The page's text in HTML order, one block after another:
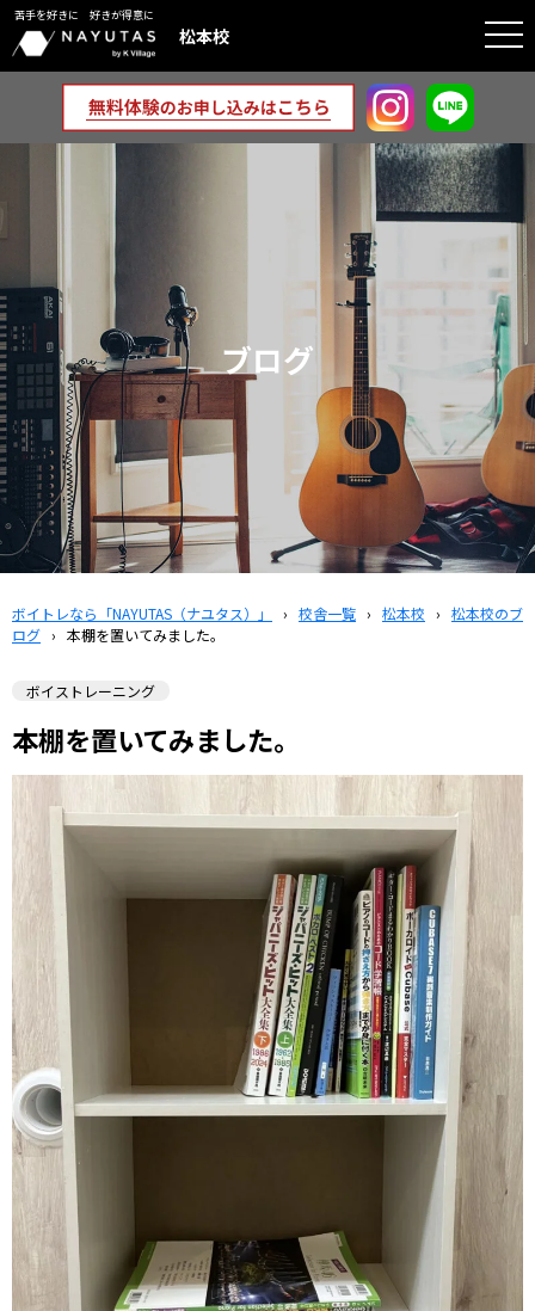
苦手を好きに 好きが得意に
松本校
ブログ
ボイトレなら「NAYUTAS（ナユタス）」 › 校舎一覧 › 松本校 › 松本校のブ
ログ › 本棚を置いてみました。
ボイストレーニング
本棚を置いてみました。